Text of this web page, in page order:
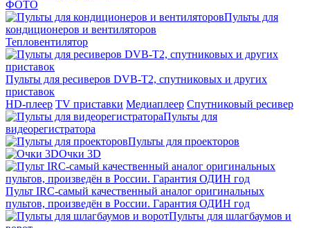
ФОТО
Пульты для
кондиционеров и вентиляторов
Тепловентилятор
Пульты для ресиверов DVB-T2, спутниковых и других
приставок
HD-плеер TV приставки Медиаплеер Спутниковый ресивер
Пульты для
видеорегистратора
Пульты для проекторов
Очки 3D
Пульт IRC-самый качественный аналог оригинальных
пультов, произведён в России. Гарантия ОДИН год
Пульты для шлагбаумов и